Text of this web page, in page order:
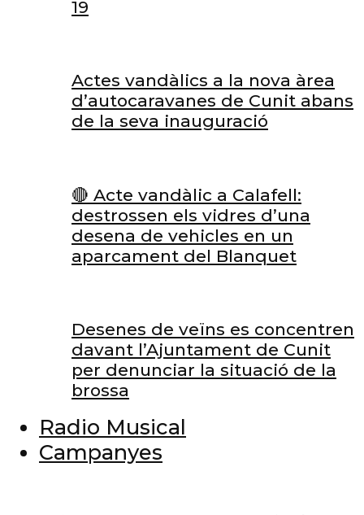
19
Actes vandàlics a la nova àrea
d’autocaravanes de Cunit abans
de la seva inauguració
🔴 Acte vandàlic a Calafell:
destrossen els vidres d’una
desena de vehicles en un
aparcament del Blanquet
Desenes de veïns es concentren
davant l’Ajuntament de Cunit
per denunciar la situació de la
brossa
Radio Musical
Campanyes